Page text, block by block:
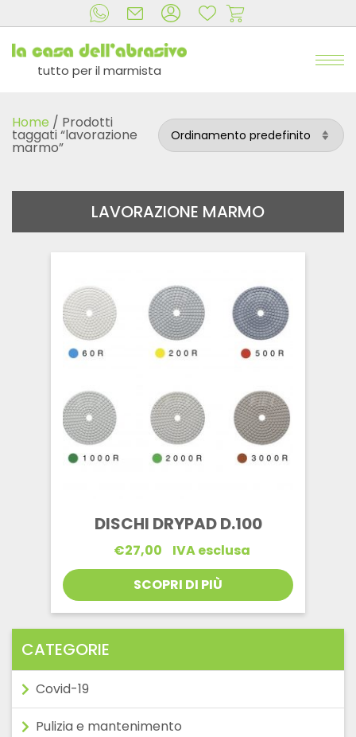
tutto per il marmista
Home / Prodotti
taggati “lavorazione
marmo”
LAVORAZIONE MARMO
DISCHI DRYPAD D.100
€27,00
IVA esclusa
SCOPRI DI PIÙ
CATEGORIE
Covid-19
Pulizia e mantenimento